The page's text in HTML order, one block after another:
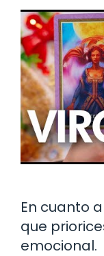
En cuanto
que
emocional.